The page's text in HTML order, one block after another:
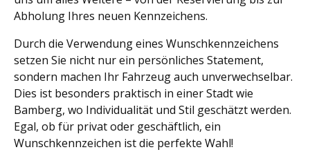
Abholung Ihres neuen Kennzeichens.
Durch die Verwendung eines Wunschkennzeichens
setzen Sie nicht nur ein persönliches Statement,
sondern machen Ihr Fahrzeug auch unverwechselbar.
Dies ist besonders praktisch in einer Stadt wie
Bamberg, wo Individualität und Stil geschätzt werden.
Egal, ob für privat oder geschäftlich, ein
Wunschkennzeichen ist die perfekte Wahl!